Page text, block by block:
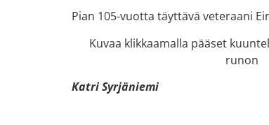
Pian 105-vuotta täyttävä veteraani
Kuvaa klikkaamalla pääset
runon
Katri Syrjäniemi